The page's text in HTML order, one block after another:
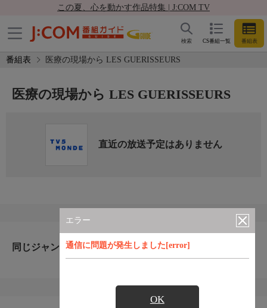
この夏、心を動かす作品特集 | J:COM TV
CS番組一覧 番組表
検索
番組表 医療の現場から LES GUERISSEURS
エラー
通信に問題が発生しました[error]
OK
医療の現場から LES GUERISSEURS
直近の放送予定はありません
同じジャンルのおすすめ番組